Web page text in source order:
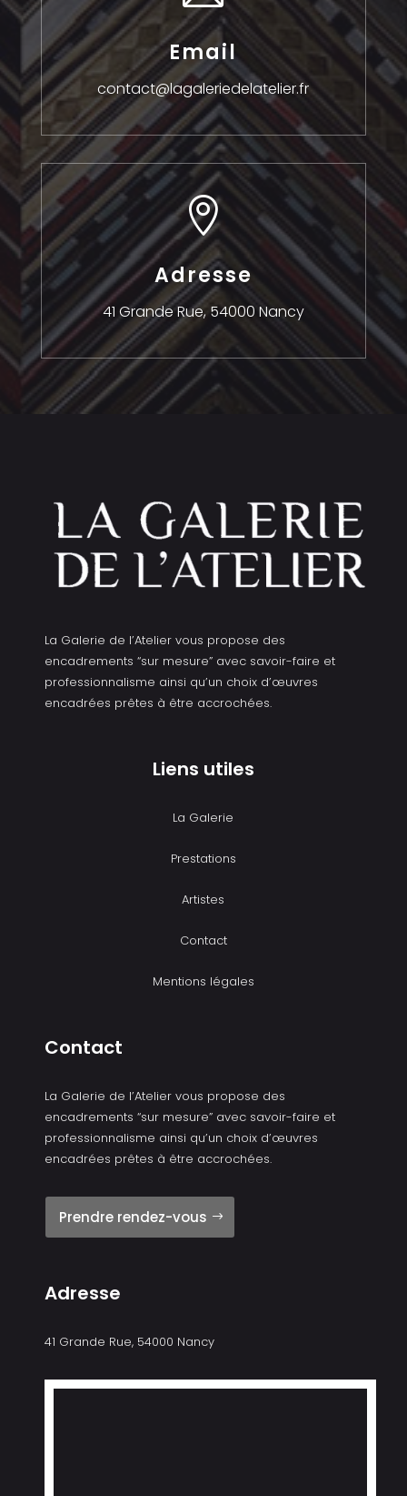
Email
contact@lagaleriedelatelier.fr

Adresse
41 Grande Rue,54000 Nancy
La Galerie de l’Atelier vous propose des
encadrements “sur mesure” avec savoir-faire et
professionnalisme ainsi qu’un choix d’œuvres
encadrées prêtes à être accrochées.
Liens utiles
La Galerie
Prestations
Artistes
Contact
Mentions légales
Contact
La Galerie de l’Atelier vous propose des
encadrements “sur mesure” avec savoir-faire et
professionnalisme ainsi qu’un choix d’œuvres
encadrées prêtes à être accrochées.
Prendre rendez-vous
Adresse
41 Grande Rue, 54000 Nancy